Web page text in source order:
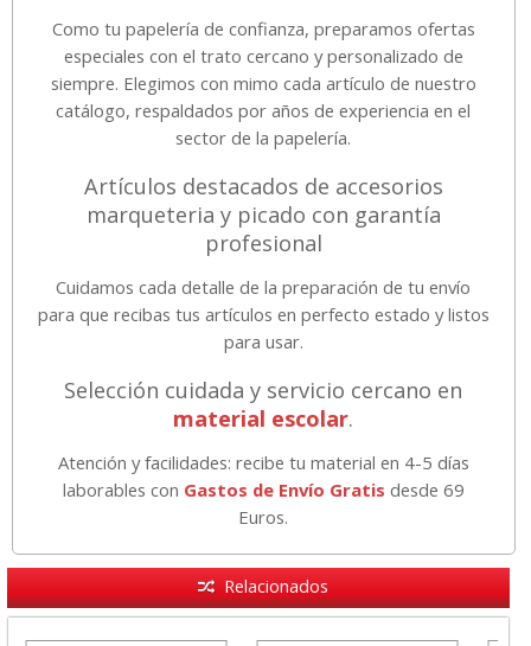
Como tu papelería de confianza, preparamos ofertas
especiales con el trato cercano y personalizado de
siempre. Elegimos con mimo cada artículo de nuestro
catálogo, respaldados por años de experiencia en el
sector de la papelería.
Artículos destacados de accesorios
marqueteria y picado con garantía
profesional
Cuidamos cada detalle de la preparación de tu envío
para que recibas tus artículos en perfecto estado y listos
para usar.
Selección cuidada y servicio cercano en
material escolar.
Atención y facilidades: recibe tu material en 4-5 días
laborables con Gastos de Envío Gratis desde 69
Euros.
Relacionados